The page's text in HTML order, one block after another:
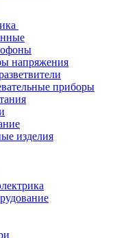
напряжения
приборы
изделия